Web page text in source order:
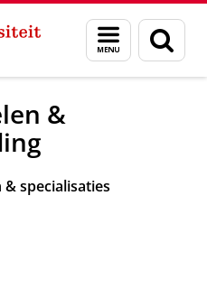
Menu
en
zoeken
2025-2026
&
specialisaties